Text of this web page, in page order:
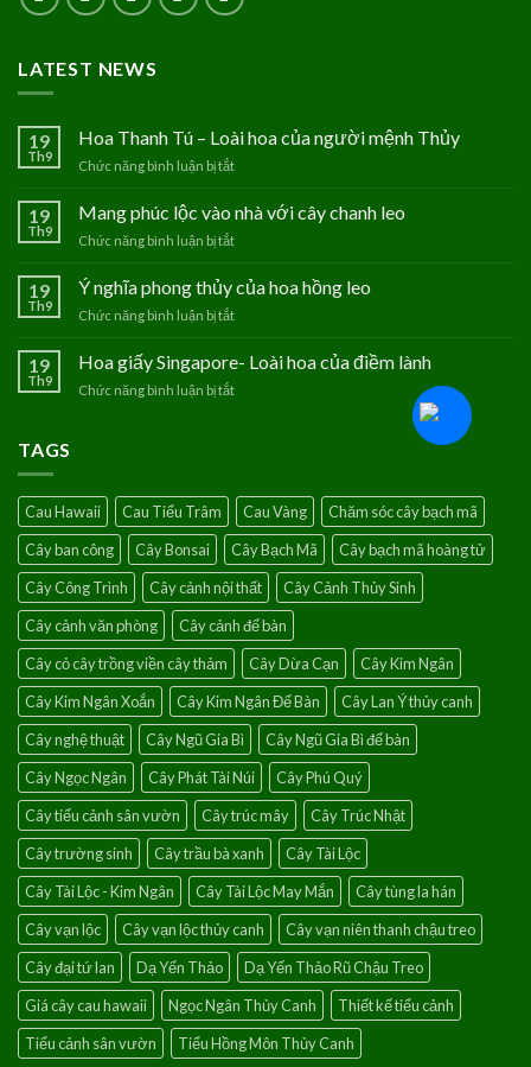
LATEST NEWS
19
Th9
Hoa Thanh Tú – Loài hoa của người mệnh Thủy
Chức năng bình luận bị tắt
Thanh
hoa
Thủy
19
Th9
Mang phúc lộc vào nhà với cây chanh leo
Chức năng bình luận bị tắt
phúc
với
19
Th9
Ý nghĩa phong thủy của hoa hồng leo
Chức năng bình luận bị tắt
nghĩa
19
Th9
Hoa giấy Singapore- Loài hoa của điềm lành
Chức năng bình luận bị tắt
của
điềm
lành
TAGS
Cau Hawaii Cau Tiểu Trâm Cau Vàng
Chăm sóc cây bạch mã
Cây ban công
Cây Bonsai Cây Bạch Mã
Cây bạch mã hoàng tử
Cây Công Trình
Cây cảnh nội thất
Cây Cảnh Thủy Sinh
Cây cảnh văn phòng
Cây cảnh để bàn
Cây cỏ cây trồng viền cây thảm
Cây Dừa Cạn
Cây Kim Ngân
Cây Kim Ngân Xoắn
Cây Kim Ngân Để Bàn
Cây Lan Ý thủy canh
Cây nghệ thuật
Cây Ngũ Gia Bì
Cây Ngũ Gia Bì để bàn
Cây Ngọc Ngân
Cây Phát Tài Núi
Cây Phú Quý
Cây tiểu cảnh sân vườn
Cây trúc mây
Cây Trúc Nhật
Cây trường sinh
Cây trầu bà xanh
Cây Tài Lộc
Cây Tài Lộc - Kim Ngân
Cây Tài Lộc May Mắn
Cây tùng la hán
Cây vạn lộc
Cây vạn lộc thủy canh
Cây vạn niên thanh chậu treo
Cây đại tứ lan
Dạ Yến Thảo
Dạ Yến Thảo Rũ Chậu Treo
Giá cây cau hawaii
Ngọc Ngân Thủy Canh
Thiết kế tiểu cảnh
Tiểu cảnh sân vườn
Tiểu Hồng Môn Thủy Canh